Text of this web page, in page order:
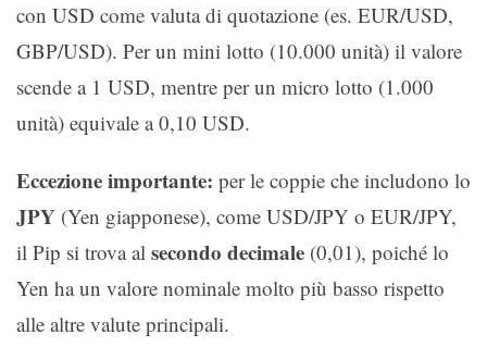
con USD come valuta di quotazione (es. EUR/USD,
GBP/USD). Per un mini lotto (10.000 unità) il valore
scende a 1 USD, mentre per un micro lotto (1.000
unità) equivale a 0,10 USD.
Eccezione importante: per le coppie che includono lo
JPY (Yen giapponese), come USD/JPY o EUR/JPY,
il Pip si trova al secondo decimale (0,01), poiché lo
Yen ha un valore nominale molto più basso rispetto
alle altre valute principali.